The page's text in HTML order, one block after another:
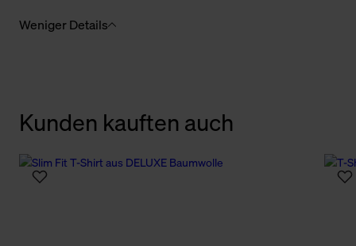
Weniger Details
Kunden kauften auch